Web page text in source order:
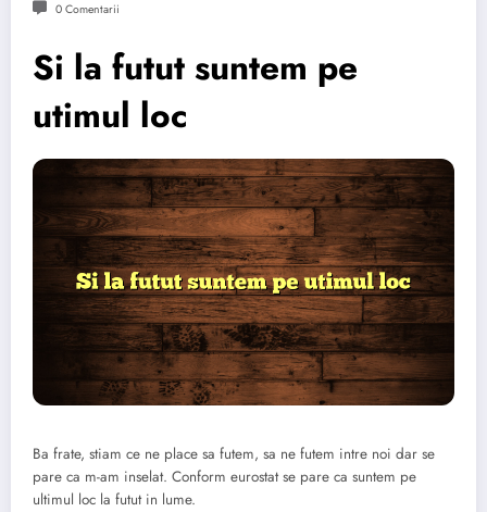
0 Comentarii
Si la futut suntem pe
utimul loc
Ba frate, stiam ce ne place sa futem, sa ne futem intre noi dar se
pare ca m-am inselat. Conform eurostat se pare ca suntem pe
ultimul loc la futut in lume.